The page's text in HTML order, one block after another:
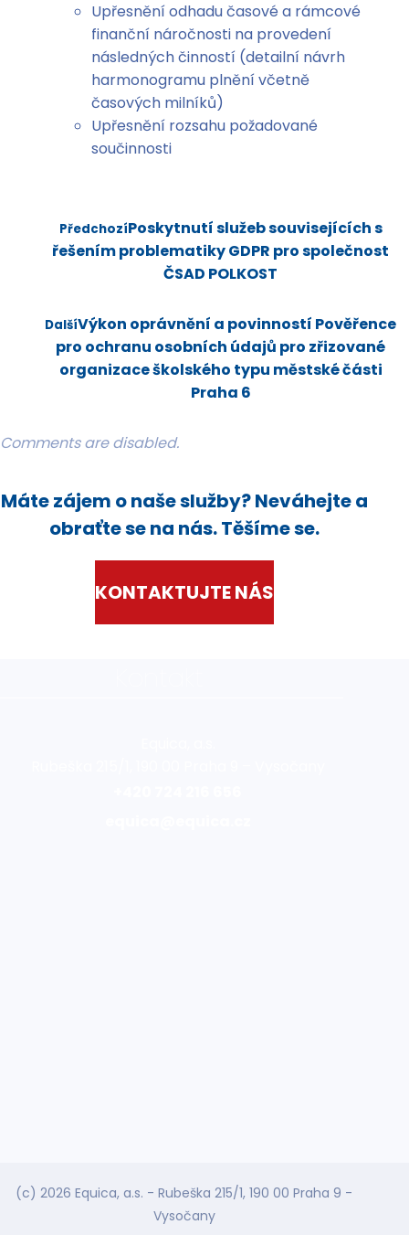
Upřesnění odhadu časové a rámcové
finanční náročnosti na provedení
následných činností (detailní návrh
harmonogramu plnění včetně
časových milníků)
Upřesnění rozsahu požadované
součinnosti
PředchozíPoskytnutí služeb souvisejících s
řešením problematiky GDPR pro společnost
ČSAD POLKOST
DalšíVýkon oprávnění a povinností Pověřence
pro ochranu osobních údajů pro zřizované
organizace školského typu městské části
Praha 6
Comments are disabled.
Máte zájem o naše služby? Neváhejte a
obraťte se na nás. Těšíme se.
KONTAKTUJTE NÁS
(c) 2026 Equica, a.s. - Rubeška 215/1, 190 00 Praha 9 -
Vysočany